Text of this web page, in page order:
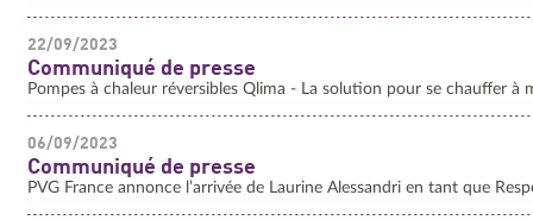
22/09/2023
Communiqué de presse
Pompes à chaleur réversibles Qlima - La solution pour se chauffer à
06/09/2023
Communiqué de presse
PVG France annonce l’arrivée de Laurine Alessandri en tant que